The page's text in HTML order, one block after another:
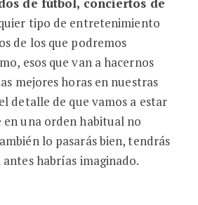
tipo de entretenimiento
de los que podremos
esos que van a hacernos
mejores horas en nuestras
detalle de que vamos a estar
en una orden habitual no
lo pasarás bien, tendrás
habrías imaginado.